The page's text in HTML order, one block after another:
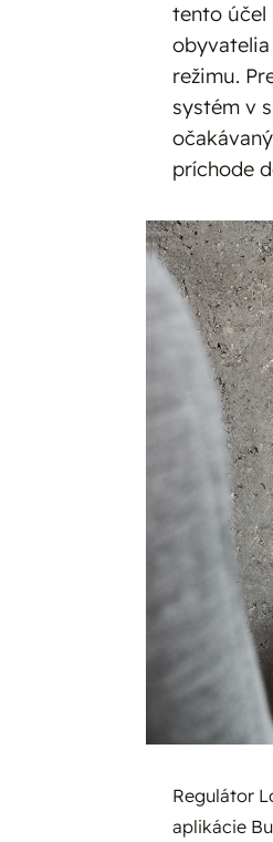
tento účel
režimu.
systém v
príchode
Regulátor
aplikácie